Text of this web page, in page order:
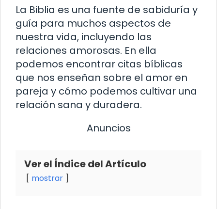
La Biblia es una fuente de sabiduría y
guía para muchos aspectos de
nuestra vida, incluyendo las
relaciones amorosas. En ella
podemos encontrar citas bíblicas
que nos enseñan sobre el amor en
pareja y cómo podemos cultivar una
relación sana y duradera.
Anuncios
Ver el Índice del Artículo
mostrar